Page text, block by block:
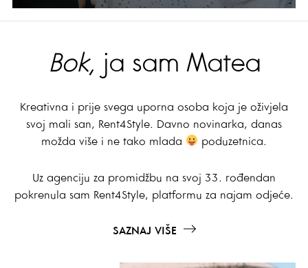
Bok, ja sam Matea
Kreativna i prije svega uporna osoba koja je oživjela
svoj mali san, Rent4Style. Davno novinarka, danas
možda više i ne tako mlada
poduzetnica.
Uz agenciju za promidžbu na svoj 33. rođendan
pokrenula sam Rent4Style, platformu za najam odjeće.
SAZNAJ VIŠE